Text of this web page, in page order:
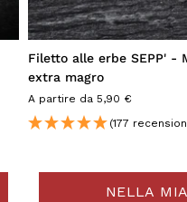
Filetto alle erbe SEPP' -
extra magro
A partire da 5,90 €
(177
NELLA